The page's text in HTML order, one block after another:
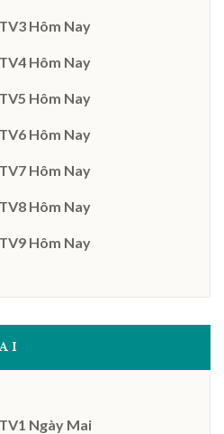
Hôm Nay
Hôm Nay
Hôm Nay
Hôm Nay
Hôm Nay
Hôm Nay
Hôm Nay
Ngày Mai